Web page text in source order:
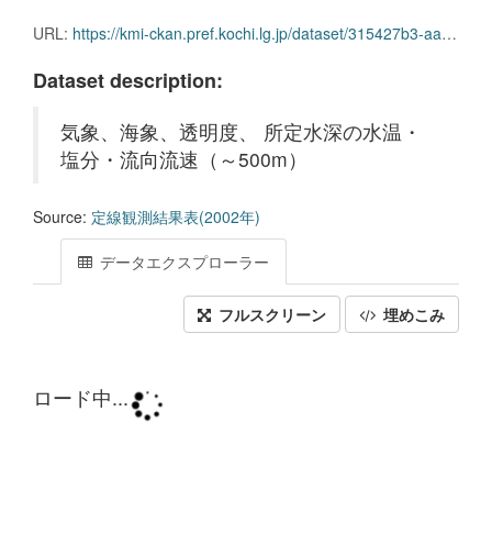
URL: https://kmi-ckan.pref.kochi.lg.jp/dataset/315427b3-aab4-466d-acff-86520bc6b890/resource/5061f82d-8c32-4d11-bb79-2b666fad62a8/download/teisenkansokukekkaomote2002-12.xlsx
Dataset description:
気象、海象、透明度、 所定水深の水温・
塩分・流向流速（～500m）
Source: 定線観測結果表(2002年)
データエクスプローラー
フルスクリーン 埋めこみ